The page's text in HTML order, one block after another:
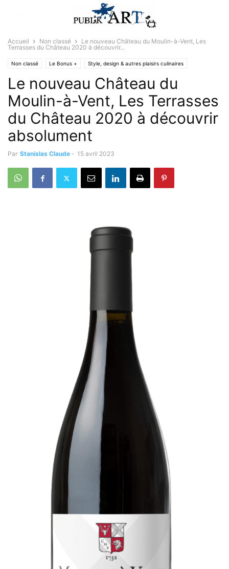
Accueil Non classé
Le nouveau Château du Moulin-à-Vent, Les
Terrasses du Château 2020 à découvrir...
Non classé Le Bonus + Style, design & autres plaisirs culinaires
Le nouveau Château du
Moulin-à-Vent, Les Terrasses
du Château 2020 à découvrir
absolument
Par Stanislas Claude - 15 avril 2023